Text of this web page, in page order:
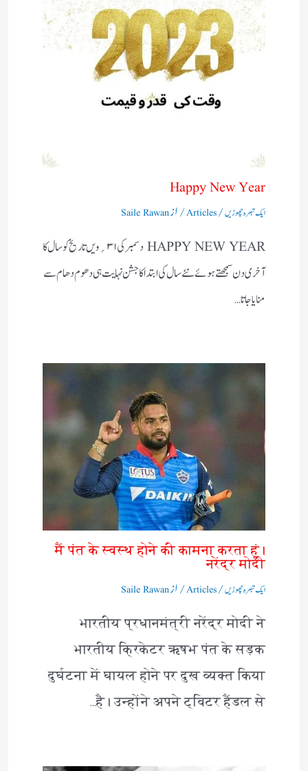
Happy New Year
ایک تبصرہ چھوڑیں/
Articles/ ازSaile Rawan
HAPPY NEW YEAR دسمبر کی۱ ۳؍ویں تاریخ کو سال کا
آخری دن سمجھتے ہوئے نئے سال کی ابتداکا جشن نہایت ہی دھوم دھام سے
منایاجاتا…
मैं पंत के स्वस्थ होने की कामना करता हूं।
नरेंद्र मोदी
ایک تبصرہ چھوڑیں/
Articles/ ازSaile Rawan
भारतीय प्रधानमंत्री नरेंद्र मोदी ने
भारतीय क्रिकेटर ऋषभ पंत के सड़क
दुर्घटना में घायल होने पर दुख व्यक्त किया
है। उन्होंने अपने ट्विटर हैंडल से…